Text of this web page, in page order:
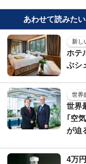
あわせて読みたい
新し
ホテ
ぶシ
世界
世界
｢空
が迫
4万